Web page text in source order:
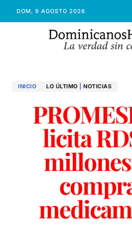
DOM, 9 AGOSTO 2026
INICIO LO ÚLTIMO NOTICIAS
licita